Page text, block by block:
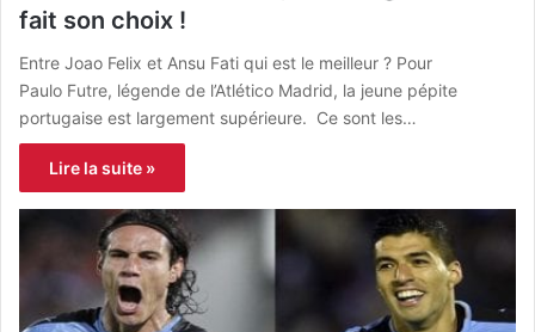
fait son choix !
Entre Joao Felix et Ansu Fati qui est le meilleur ? Pour
Paulo Futre, légende de l’Atlético Madrid, la jeune pépite
portugaise est largement supérieure. Ce sont les…
Lire la suite »